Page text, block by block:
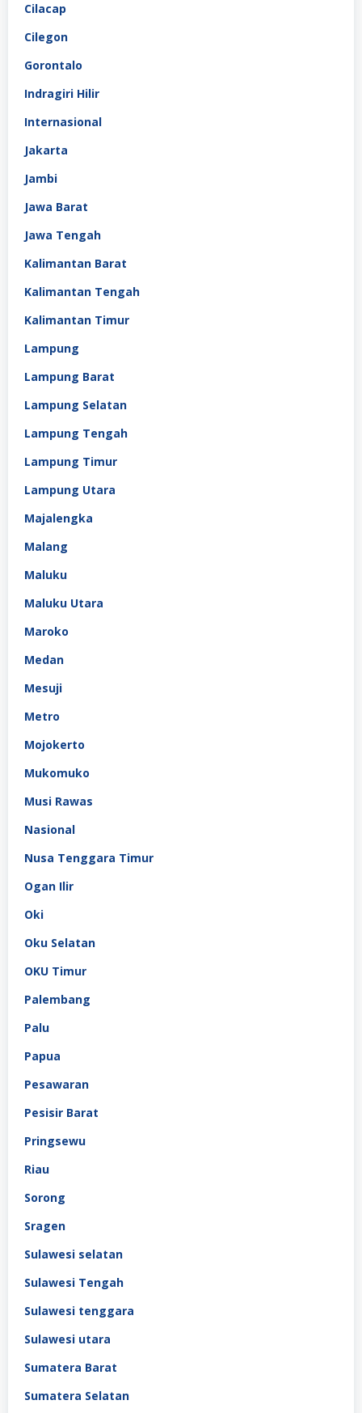
Cilacap
Cilegon
Gorontalo
Indragiri Hilir
Internasional
Jakarta
Jambi
Jawa Barat
Jawa Tengah
Kalimantan Barat
Kalimantan Tengah
Kalimantan Timur
Lampung
Lampung Barat
Lampung Selatan
Lampung Tengah
Lampung Timur
Lampung Utara
Majalengka
Malang
Maluku
Maluku Utara
Maroko
Medan
Mesuji
Metro
Mojokerto
Mukomuko
Musi Rawas
Nasional
Nusa Tenggara Timur
Ogan Ilir
Oki
Oku Selatan
OKU Timur
Palembang
Palu
Papua
Pesawaran
Pesisir Barat
Pringsewu
Riau
Sorong
Sragen
Sulawesi selatan
Sulawesi Tengah
Sulawesi tenggara
Sulawesi utara
Sumatera Barat
Sumatera Selatan